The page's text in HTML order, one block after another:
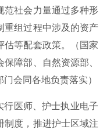
范社会力量通过多种形
重组过程中涉及的资产
估等配套政策。（国家
障部、自然资源部、
会同各地负责落实）
行医师、护士执业电子
制度，推进护士区域注